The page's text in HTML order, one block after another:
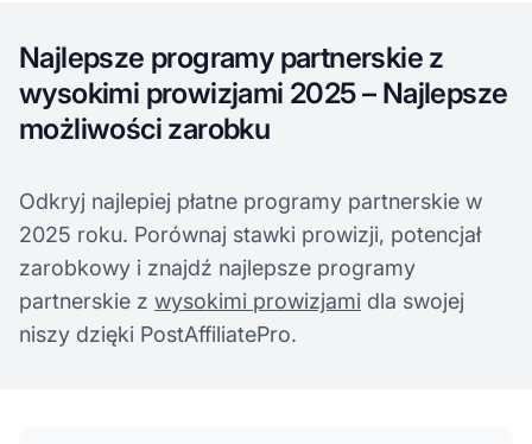
Najlepsze programy partnerskie z
wysokimi prowizjami 2025 – Najlepsze
możliwości zarobku
Odkryj najlepiej płatne programy partnerskie w
2025 roku. Porównaj stawki prowizji, potencjał
zarobkowy i znajdź najlepsze programy
partnerskie z wysokimi prowizjami dla swojej
niszy dzięki PostAffiliatePro.